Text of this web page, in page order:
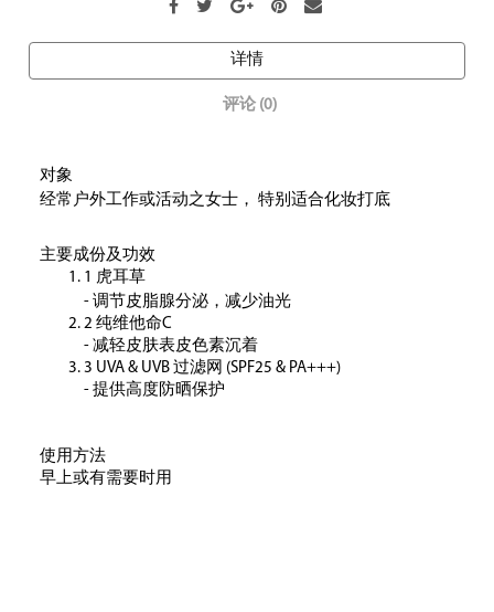
详情
评论 (0)
对象
经常户外工作或活动之女士， 特别适合化妆打底
主要成份及功效
1 虎耳草
- 调节皮脂腺分泌， 减少油光
2 纯维他命C
- 减轻皮肤表皮色素沉着
3 UVA & UVB 过滤网 (SPF25 & PA+++)
- 提供高度防晒保护
使用方法
早上或有需要时用